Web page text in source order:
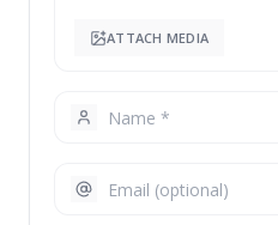
ATTACH MEDIA